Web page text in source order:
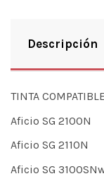
Descripción
TINTA
Aficio SG 2100N
Aficio SG 2110N
Aficio SG